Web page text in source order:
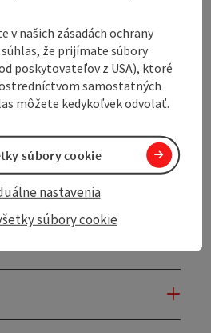
v našich zásadách ochrany
že prijímate súbory
poskytovateľov z USA), ktoré
samostatných
môžete kedykoľvek odvolať.
súbory cookie
nastavenia
súbory cookie